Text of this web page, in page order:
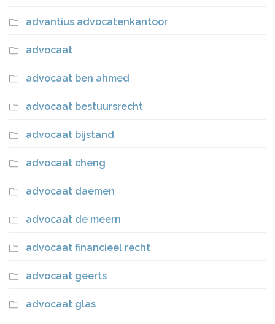
advantius advocatenkantoor
advocaat
advocaat ben ahmed
advocaat bestuursrecht
advocaat bijstand
advocaat cheng
advocaat daemen
advocaat de meern
advocaat financieel recht
advocaat geerts
advocaat glas